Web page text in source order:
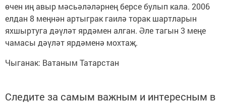
өчен иң авыр мәсьәләләрнең берсе булып кала. 2006
елдан 8 меңнән артыграк гаилә торак шартларын
яхшыртуга дәүләт ярдәмен алган. Әле тагын 3 меңе
чамасы дәүләт ярдәменә мохтаҗ.
Чыганак: Ватаным Татарстан
Следите за самым важным и интересным в